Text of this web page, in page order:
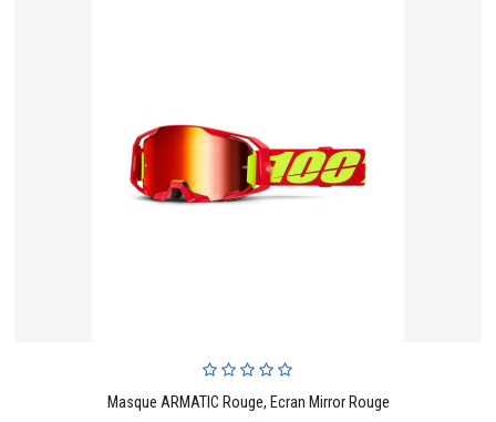
Masque ARMATIC Rouge, Ecran Mirror Rouge